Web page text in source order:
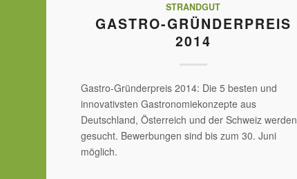
STRANDGUT
GASTRO-GRÜNDERPREIS
2014
Gastro-Gründerpreis 2014: Die 5 besten und
innovativsten Gastronomiekonzepte aus
Deutschland, Österreich und der Schweiz werden
gesucht. Bewerbungen sind bis zum 30. Juni
möglich.